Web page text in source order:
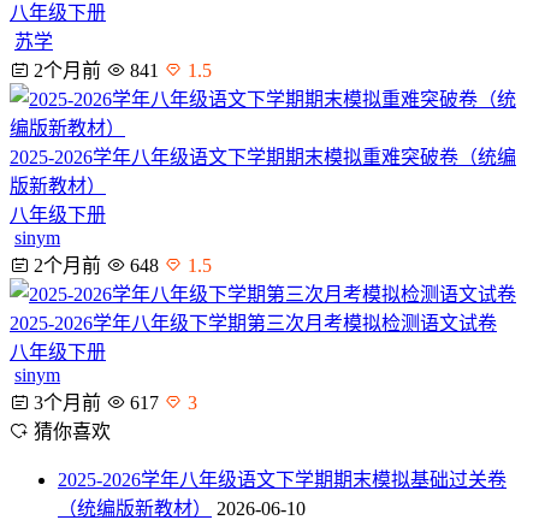
八年级下册
苏学
2个月前
841 1.5
2025-2026学年八年级语文下学期期末模拟重难突破卷（统编
版新教材）
八年级下册
sinym
2个月前
648 1.5
2025-2026学年八年级下学期第三次月考模拟检测语文试卷
八年级下册
sinym
3个月前
617
3
猜你喜欢
2025-2026学年八年级语文下学期期末模拟基础过关卷
（统编版新教材）
2026-06-10